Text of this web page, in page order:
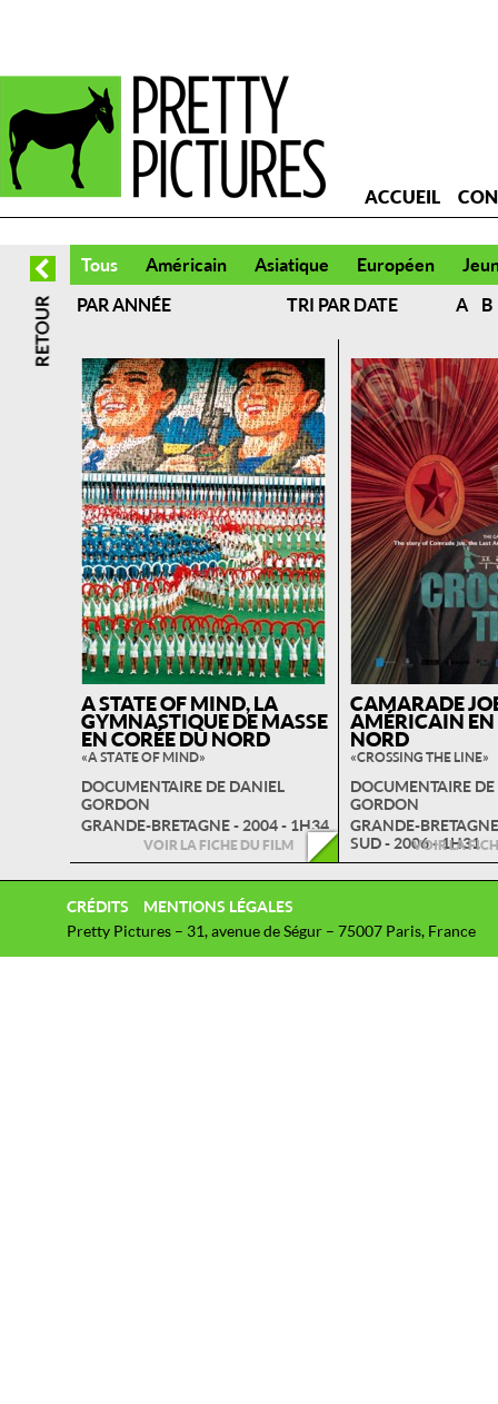
ACCUEIL
Tous Américain Asiatique Européen
PAR ANNÉE
TRI PAR DATE A B
A STATE OF MIND, LA
GYMNASTIQUE DE MASSE
EN CORÉE DU NORD
« A STATE OF MIND »
DOCUMENTAIRE DE DANIEL
GORDON
GRANDE-BRETAGNE - 2004 - 1H34
VOIR LA FICHE DU FILM
CAMARADE
AMÉRICAIN EN
NORD
« CROSSING THE LINE »
DOCUMENTAIRE
GORDON
GRANDE-
SUD - 2006 - 1H31
VOIR LA
CRÉDITS
MENTIONS LÉGALES
Pretty Pictures – 31, avenue de Ségur – 75007 Paris, France